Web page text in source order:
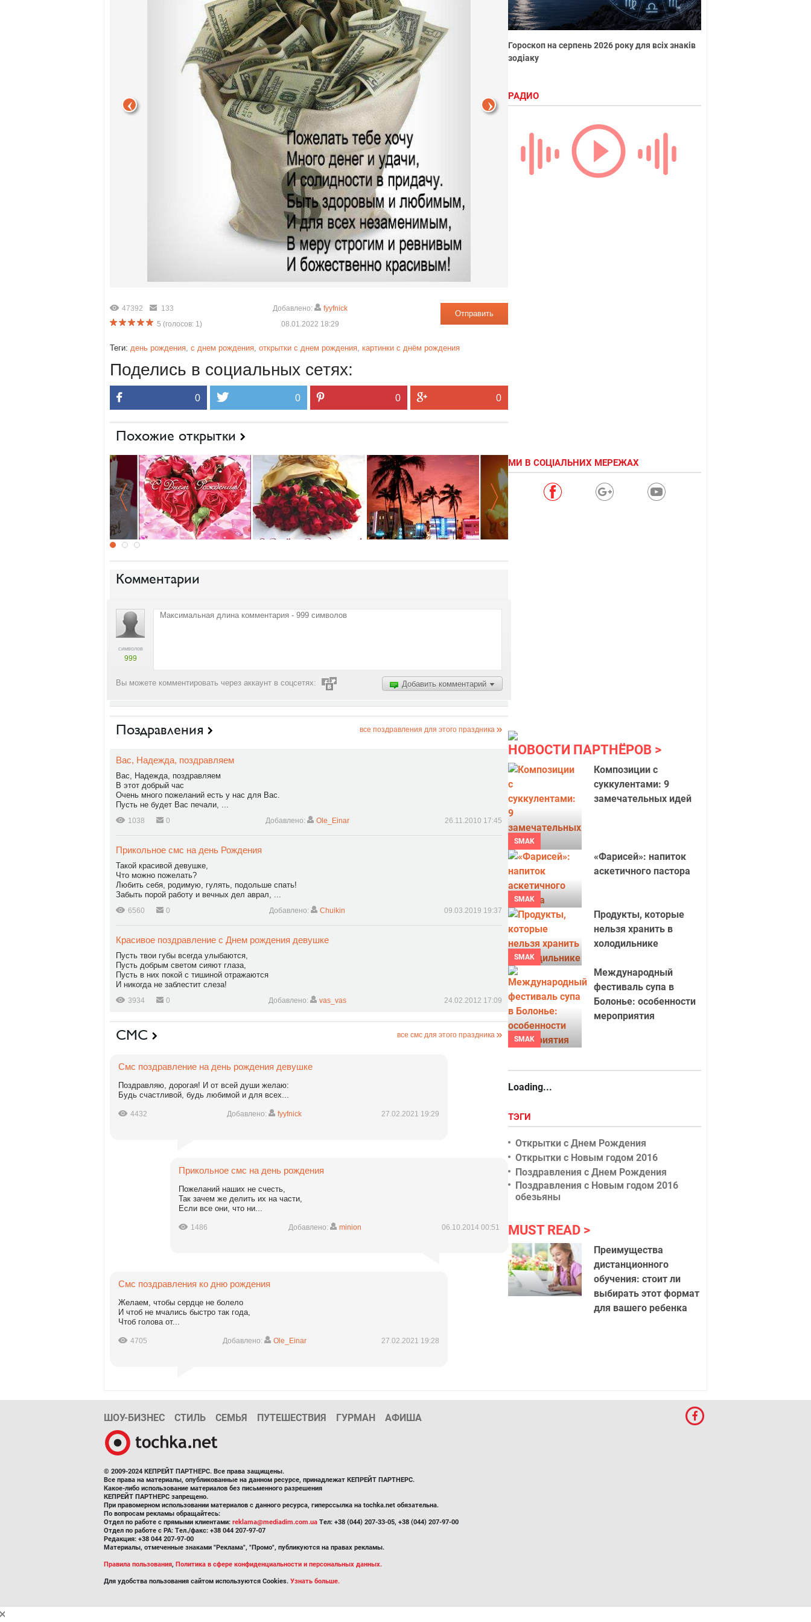
47392
133
5 (голосов: 1)
Отправить
Добавлено:
fyyfnick
08.01.2022 18:29
Теги: день рождения, с днем рождения, открытки с днем рождения, картинки с днём рождения
Поделись в социальных сетях:
0 0 0 0
Похожие открытки
Комментарии
символов
999
Добавить комментарий
Вы можете комментировать через аккаунт в соцсетях:
Поздравления все поздравления для этого праздника
Вас, Надежда, поздравляем
Вас, Надежда, поздравляем
В этот добрый час
Очень много пожеланий есть у нас для Вас.
Пусть не будет Вас печали, ...
1038 0 Добавлено: Ole_Einar 26.11.2010 17:45
Прикольное смс на день Рождения
Такой красивой девушке,
Что можно пожелать?
Любить себя, родимую, гулять, подольше спать!
Забыть порой работу и вечных дел аврал, ...
6560 0 Добавлено: Chuikin 09.03.2019 19:37
Красивое поздравление с Днем рождения девушке
Пусть твои губы всегда улыбаются,
Пусть добрым светом сияют глаза,
Пусть в них покой с тишиной отражаются
И никогда не заблестит слеза!
3934 0 Добавлено: vas_vas 24.02.2012 17:09
СМС все смс для этого праздника
Смс поздравление на день рождения девушке
Поздравляю, дорогая! И от всей души желаю:
Будь счастливой, будь любимой и для всех...
4432 Добавлено: fyyfnick 27.02.2021 19:29
Прикольное смс на день рождения
Пожеланий наших не счесть,
Так зачем же делить их на части,
Если все они, что ни...
1486 Добавлено: minion 06.10.2014 00:51
Смс поздравления ко дню рождения
Желаем, чтобы сердце не болело
И чтоб не мчались быстро так года,
Чтоб голова от...
4705 Добавлено: Ole_Einar 27.02.2021 19:28
Гороскоп на серпень 2026 року для всіх знаків
зодіаку
РАДИО
МИ В СОЦІАЛЬНИХ МЕРЕЖАХ
НОВОСТИ ПАРТНЁРОВ
SMAK
Композиции с
суккулентами: 9
замечательных идей
SMAK
«Фарисей»: напиток
аскетичного пастора
SMAK
Продукты, которые
нельзя хранить в
холодильнике
SMAK
Международный
фестиваль супа в
Болонье: особенности
мероприятия
Loading...
ТЭГИ
Открытки с Днем Рождения
Открытки с Новым годом 2016
Поздравления с Днем Рождения
Поздравления с Новым годом 2016
обезьяны
MUST READ
Преимущества
дистанционного
обучения: стоит ли
выбирать этот формат
для вашего ребенка
ШОУ-БИЗНЕС СТИЛЬ СЕМЬЯ ПУТЕШЕСТВИЯ ГУРМАН АФИША
© 2009-2024 КЕПРЕЙТ ПАРТНЕРС. Все права защищены.
Все права на материалы, опубликованные на данном ресурсе, принадлежат КЕПРЕЙТ ПАРТНЕРС.
Какое-либо использование материалов без письменного разрешения
КЕПРЕЙТ ПАРТНЕРС запрещено.
При правомерном использовании материалов с данного ресурса, гиперссылка на tochka.net обязательна.
По вопросам рекламы обращайтесь:
Отдел по работе с прямыми клиентами: reklama@mediadim.com.ua Тел: +38 (044) 207-33-05, +38 (044) 207-97-00
Отдел по работе с РА: Тел./факс: +38 044 207-97-07
Редакция: +38 044 207-97-00
Материалы, отмеченные знаками "Реклама", "Промо", публикуются на правах рекламы.
Правила пользования, Политика в сфере конфиденциальности и персональных данных.
Для удобства пользования сайтом используются Cookies. Узнать больше.